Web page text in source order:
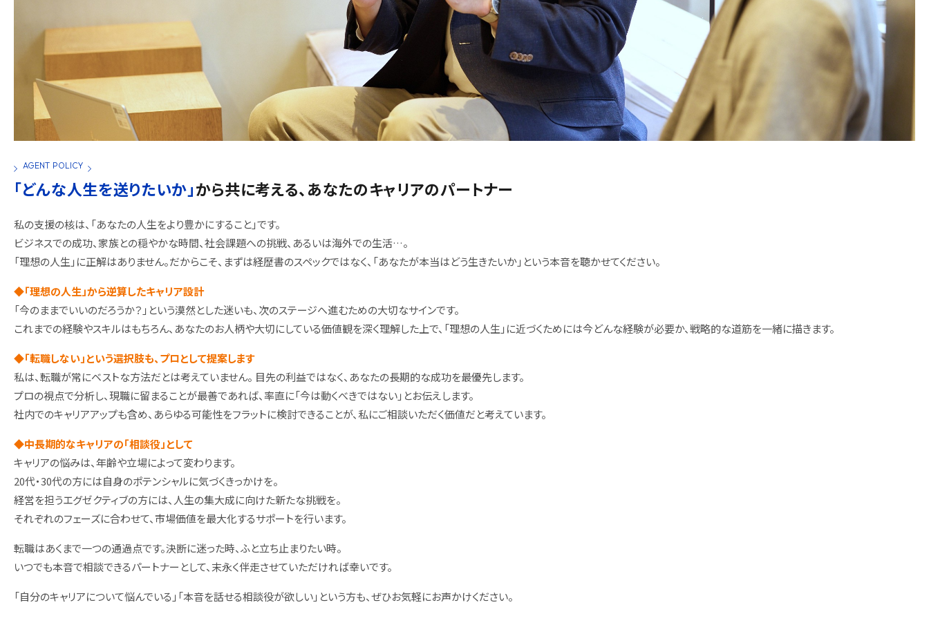
AGENT POLICY
「どんな人生を送りたいか」から共に考える、あなたのキャリアのパートナー
私の支援の核は、「あなたの人生をより豊かにすること」です。
ビジネスでの成功、家族との穏やかな時間、社会課題への挑戦、あるいは海外での生活…。
「理想の人生」に正解はありません。だからこそ、まずは経歴書のスペックではなく、「あなたが本当はどう生きたいか」という本音を聴かせてください。
◆「理想の人生」から逆算したキャリア設計
「今のままでいいのだろうか？」という漠然とした迷いも、次のステージへ進むための大切なサインです。
これまでの経験やスキルはもちろん、あなたのお人柄や大切にしている価値観を深く理解した上で、「理想の人生」に近づくためには今どんな経験が必要か、戦略的な道筋を一緒に描きます。
◆「転職しない」という選択肢も、プロとして提案します
私は、転職が常にベストな方法だとは考えていません。 目先の利益ではなく、あなたの長期的な成功を最優先します。
プロの視点で分析し、現職に留まることが最善であれば、率直に「今は動くべきではない」とお伝えします。
社内でのキャリアアップも含め、あらゆる可能性をフラットに検討できることが、私にご相談いただく価値だと考えています。
◆中長期的なキャリアの「相談役」として
キャリアの悩みは、年齢や立場によって変わります。
20代・30代の方には自身のポテンシャルに気づくきっかけを。
経営を担うエグゼクティブの方には、人生の集大成に向けた新たな挑戦を。
それぞれのフェーズに合わせて、市場価値を最大化するサポートを行います。
転職はあくまで一つの通過点です。決断に迷った時、ふと立ち止まりたい時。
いつでも本音で相談できるパートナーとして、末永く伴走させていただければ幸いです。
「自分のキャリアについて悩んでいる」「本音を話せる相談役が欲しい」という方も、ぜひお気軽にお声かけください。